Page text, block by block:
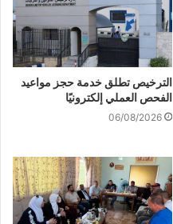
الترخيص تطلق خدمة حجز مواعيد
الفحص العملي إلكترونيًا
06/08/2026